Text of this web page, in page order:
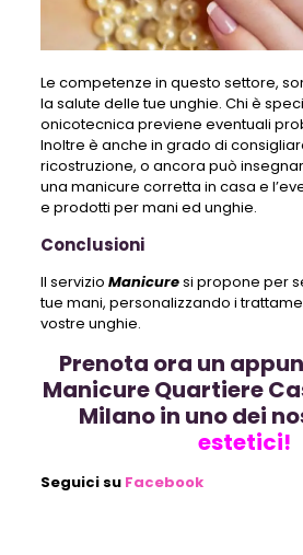
Le competenze in questo settore,
la salute delle tue unghie. Chi è
onicotecnica previene eventuali
Inoltre è anche in grado di
ricostruzione, o ancora può
una manicure corretta in casa e
e prodotti per mani ed unghie.
Conclusioni
Il servizio Manicuresi propone per
tue mani, personalizzando i
vostre unghie.
Prenota ora un
Manicure Quartiere
Milano in uno dei
estetici!
Seguici su Facebook